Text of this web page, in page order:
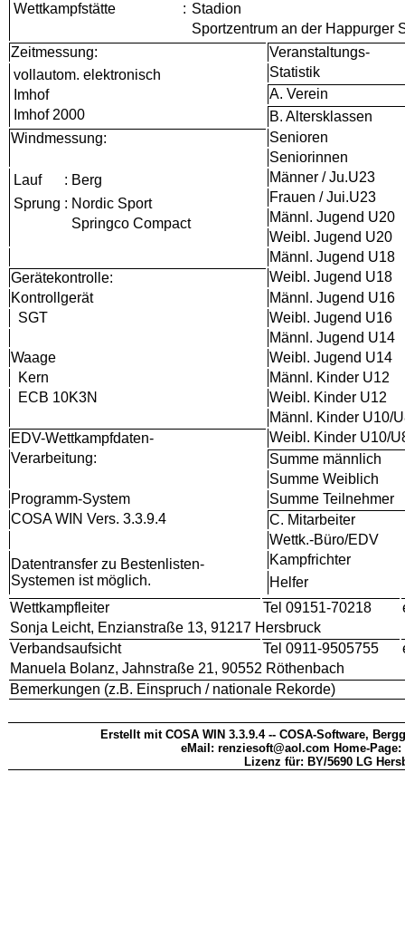
Wettkampfstätte
: Stadion
Sportzentrum an der Happurger
Zeitmessung:
Veranstaltungs-
vollautom. elektronisch
Imhof
Imhof 2000
Statistik
A. Verein
B. Altersklassen
Windmessung:
Senioren
Seniorinnen
Lauf
: Berg
Sprung : Nordic Sport
Springco Compact
Männer / Ju.U23
Frauen / Jui.U23
Männl. Jugend U20
Weibl. Jugend U20
Männl. Jugend U18
Gerätekontrolle:
Weibl. Jugend U18
Kontrollgerät
Männl. Jugend U16
SGT
Weibl. Jugend U16
Männl. Jugend U14
Waage
Weibl. Jugend U14
Kern
Männl. Kinder U12
ECB 10K3N
Weibl. Kinder U12
Männl. Kinder U10/
EDV-Wettkampfdaten-
Weibl. Kinder U10/
Verarbeitung:
Summe männlich
Summe Weiblich
Programm-System
Summe Teilnehmer
COSA WIN Vers. 3.3.9.4
C. Mitarbeiter
Wettk.-Büro/EDV
Datentransfer zu Bestenlisten-
Systemen ist möglich.
Kampfrichter
Helfer
Wettkampfleiter
Tel 09151-70218
Sonja Leicht, Enzianstraße 13, 91217 Hersbruck
Verbandsaufsicht
Tel 0911-9505755
Manuela Bolanz, Jahnstraße 21, 90552 Röthenbach
Bemerkungen (z.B. Einspruch / nationale Rekorde)
Erstellt mit COSA WIN 3.3.9.4 -- COSA-Software,
eMail: renziesoft@aol.com Home-Page:
Lizenz für: BY/5690 LG